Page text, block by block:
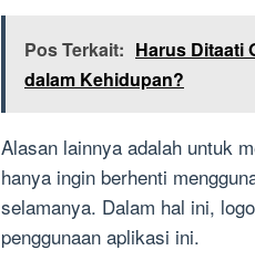
Pos Terkait: Harus Ditaati
dalam Kehidupan?
Alasan lainnya adalah untuk
hanya ingin berhenti
selamanya. Dalam hal ini,
penggunaan aplikasi ini.